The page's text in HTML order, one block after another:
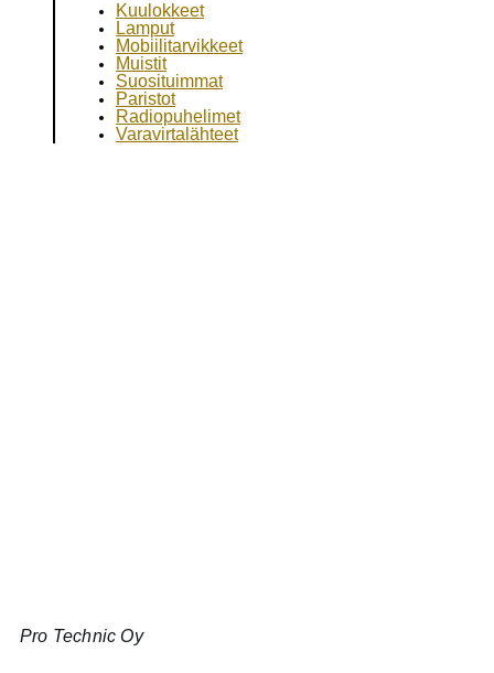
Kuulokkeet
Lamput
Mobiilitarvikkeet
Muistit
Suosituimmat
Paristot
Radiopuhelimet
Varavirtalähteet
Pro Technic Oy